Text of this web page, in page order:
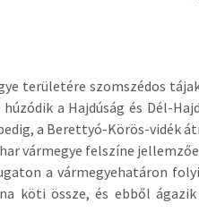
területére szomszédos
húzódik a Hajdúság és Dél-
a Berettyó-Körös-vidék
vármegye felszíne
a vármegyehatáron
köti össze, és ebből